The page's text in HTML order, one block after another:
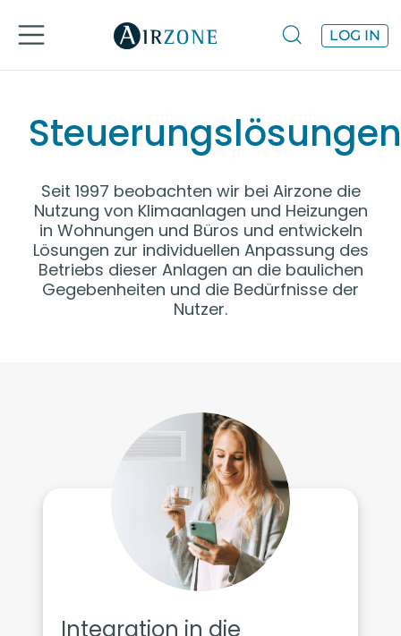
LOG IN
Steuerungslösungen
Seit 1997 beobachten wir bei Airzone die
Nutzung von Klimaanlagen und Heizungen
in Wohnungen und Büros und entwickeln
Lösungen zur individuellen Anpassung des
Betriebs dieser Anlagen an die baulichen
Gegebenheiten und die Bedürfnisse der
Nutzer.
Integration in die